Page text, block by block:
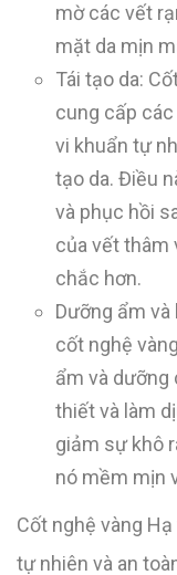
mờ các vết
mặt da mịn
Tái tạo da:
cung cấp
vi khuẩn tự
tạo da. Điều
và phục hồi
của vết thâm
chắc hơn.
Dưỡng ẩm và
cốt nghệ
ẩm và dưỡng
thiết và làm
giảm sự khô
nó mềm mịn
Cốt nghệ vàng
tự nhiên và an